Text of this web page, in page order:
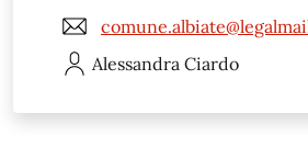
Alessandra Ciardo